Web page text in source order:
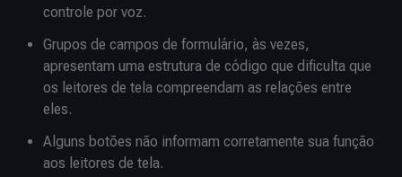
controle por voz.
Grupos de campos de formulário, às vezes,
apresentam uma estrutura de código que dificulta que
os leitores de tela compreendam as relações entre
eles.
Alguns botões não informam corretamente sua função
aos leitores de tela.